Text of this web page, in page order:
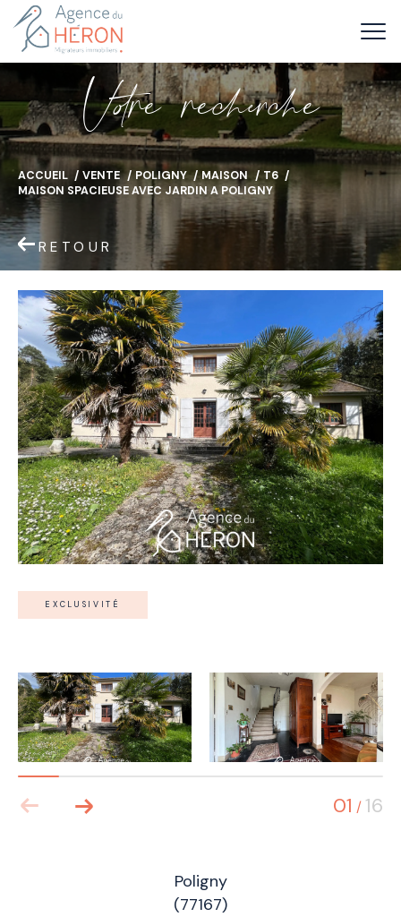
Vore recece
ACCUEIL VENTE POLIGNY MAISON
T6
MAISON SPACIEUSE AVEC JARDIN A POLIGNY
RETOUR
EXCLUSIVITÉ
01 / 16
Poligny
(77167)